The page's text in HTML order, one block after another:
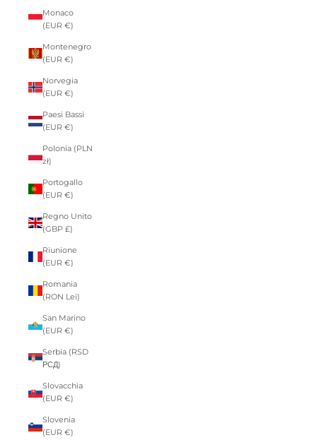
Monaco
(EUR €)
Montenegro
(EUR €)
Norvegia
(EUR €)
Paesi Bassi
(EUR €)
Polonia (PLN
zł)
Portogallo
(EUR €)
Regno Unito
(GBP £)
Riunione
(EUR €)
Romania
(RON Lei)
San Marino
(EUR €)
Serbia (RSD
РСД)
Slovacchia
(EUR €)
Slovenia
(EUR €)